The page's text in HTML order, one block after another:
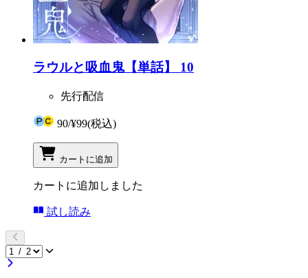
ラウルと吸血鬼【単話】 10
先行配信
90/¥99(税込)
カートに追加
カートに追加しました
試し読み